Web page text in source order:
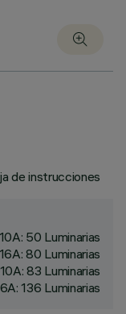
de instrucciones
50 Luminarias
80 Luminarias
83 Luminarias
136 Luminarias